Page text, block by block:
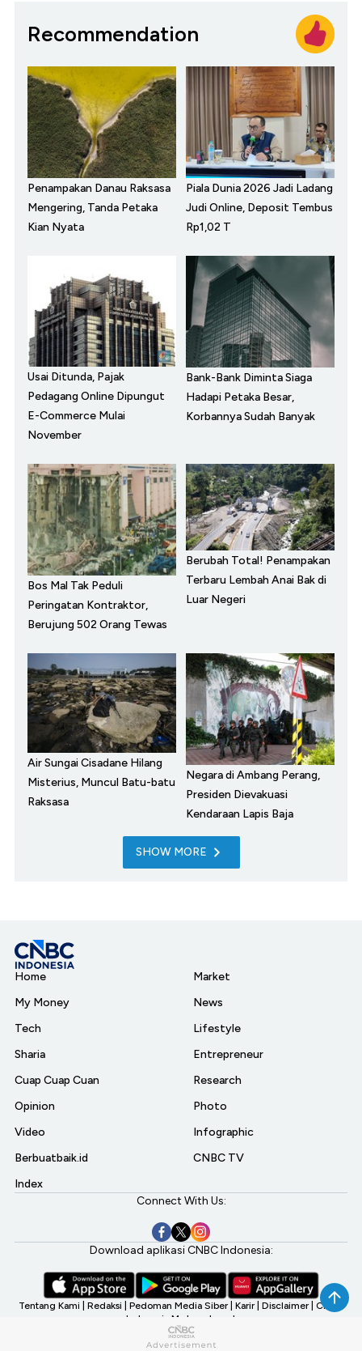
Recommendation
Penampakan Danau Raksasa
Mengering, Tanda Petaka
Kian Nyata
Piala Dunia 2026 Jadi Ladang
Judi Online, Deposit Tembus
Rp1,02 T
Usai Ditunda, Pajak
Pedagang Online Dipungut
E-Commerce Mulai
November
Bank-Bank Diminta Siaga
Hadapi Petaka Besar,
Korbannya Sudah Banyak
Bos Mal Tak Peduli
Peringatan Kontraktor,
Berujung 502 Orang Tewas
Berubah Total! Penampakan
Terbaru Lembah Anai Bak di
Luar Negeri
Air Sungai Cisadane Hilang
Misterius, Muncul Batu-batu
Raksasa
Negara di Ambang Perang,
Presiden Dievakuasi
Kendaraan Lapis Baja
SHOW MORE
Home
My Money
Tech
Sharia
Cuap Cuap Cuan
Opinion
Video
Berbuatbaik.id
Index
Market
News
Lifestyle
Entrepreneur
Research
Photo
Infographic
CNBC TV
Connect With Us:
Download aplikasi CNBC Indonesia:
Tentang Kami Redaksi Pedoman Media Siber Karir Disclaimer CNBC
Indonesia My Investment
©2026 CNBC Indonesia, A Transmedia Company